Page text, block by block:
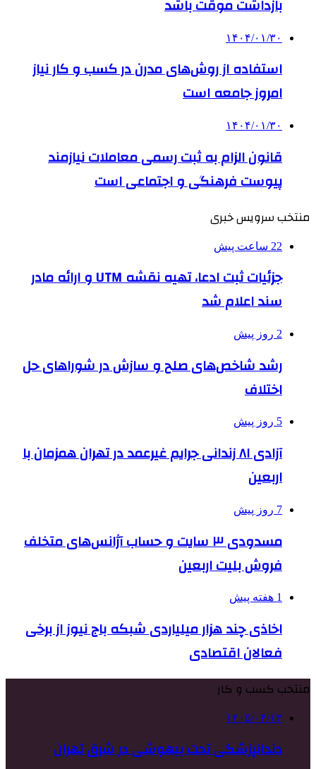
بازداشت موقت باشد
۱۴۰۴/۰۱/۳۰
استفاده از روش‌های مدرن در کسب و کار نیاز
امروز جامعه است
۱۴۰۴/۰۱/۳۰
قانون الزام به ثبت رسمی معاملات نیازمند
پیوست فرهنگی و اجتماعی است
منتخب سرویس خبری
22 ساعت پیش
جزئیات ثبت ادعا، تهیه نقشه UTM و ارائه مادر
سند اعلام شد
2 روز پیش
رشد شاخص‌های صلح و سازش در شوراهای حل
اختلاف
5 روز پیش
آزادی ۸۱ زندانی جرایم غیرعمد در تهران همزمان با
اربعین
7 روز پیش
مسدودی ۳ سایت و حساب آژانس‌های متخلف
فروش بلیت اربعین
1 هفته پیش
اخاذی چند هزار میلیاردی شبکه باج نیوز از برخی
فعالان اقتصادی
منتخب کسب و کار
۱۴۰۵/۰۴/۱۳
دندانپزشکی تحت بیهوشی در شرق تهران